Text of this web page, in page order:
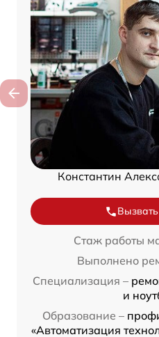
Константин
Стаж работы
Выполнено
Специализация –
и
Образование –
«Автоматизация